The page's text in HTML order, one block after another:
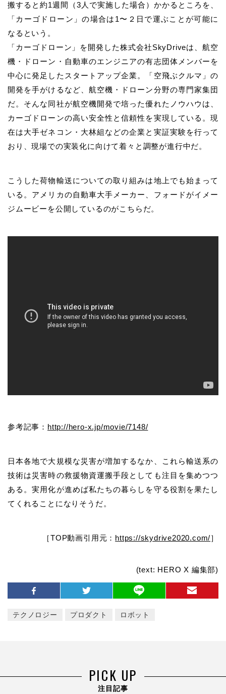
搬すると約1週間（3人で実施した場合）かかるところを、
「カーゴドローン」の場合は1〜２日で運ぶことが可能に
なるという。
「カーゴドローン」を開発した株式会社SkyDriveは、航空
機・ドローン・自動車のエンジニアの有志団体メンバーを
中心に発足したスタートアップ企業。「空飛ぶクルマ」の
開発を手がけるなど、航空機・ドローン分野の専門家集団
だ。そんな同社が航空機開発で培った優れたノウハウは、
カーゴドローンの高い安全性と信頼性を実現している。現
在は大手ゼネコン・大林組などの企業と実証実験を行って
おり、現場での実装化に向けて着々と調整が進行中だ。
こうした荷物輸送についての取り組みは地上でも始まって
いる。アメリカの自動車大手メーカー、フォードがイメー
ジムービーを公開しているのがこちらだ。
参考記事： http://hero-x.jp/movie/7148/
日本各地で大規模な災害が増加するなか、これら輸送系の
技術は災害時の救援物資運搬手段としても注目を集めつつ
ある。実用化が進めば私たちの暮らしを守る役割を果たし
てくれることになりそうだ。
［TOP動画引用元： https://skydrive2020.com/］
(text: HERO X 編集部)
テクノロジー プロダクト ロボット
PICK UP
注目記事